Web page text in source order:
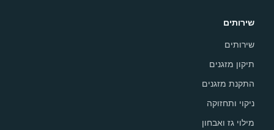
שירותים
שירותים
תיקון מזגנים
התקנת מזגנים
ניקוי ותחזוקה
מילוי גז ואבחון